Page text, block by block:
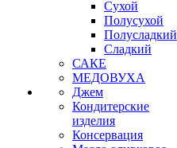
Сухой
Полусухой
Полусладкий
Сладкий
САКЕ
МЕДОВУХА
Джем
Кондитерские
изделия
Консервация